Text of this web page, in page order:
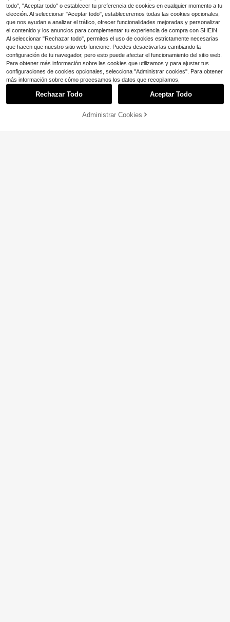
¡29% DE DESCUENTO!
todo", "Aceptar todo" o establecer tu preferencia de cookies en cualquier momento a tu
elección. Al seleccionar "Aceptar todo", estableceremos todas las cookies opcionales,
que nos ayudan a analizar el tráfico, ofrecer funcionalidades mejoradas y personalizar
el contenido y los anuncios para complementar tu experiencia de compra con SHEIN.
Al seleccionar "Rechazar todo", permites el uso de cookies estrictamente necesarias
que hacen que nuestro sitio web funcione. Puedes desactivarlas cambiando la
configuración de tu navegador, pero esto puede afectar el funcionamiento del sitio web.
Para obtener más información sobre las cookies que utilizamos y para ajustar tus
configuraciones de cookies opcionales, selecciona "Administrar cookies". Para obtener
más información sobre cómo procesamos los datos que recopilamos,
Rechazar Todo Aceptar Todo
Administrar Cookies